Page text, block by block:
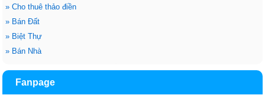
» Cho thuê thảo điền
» Bán Đất
» Biệt Thự
» Bán Nhà
Fanpage